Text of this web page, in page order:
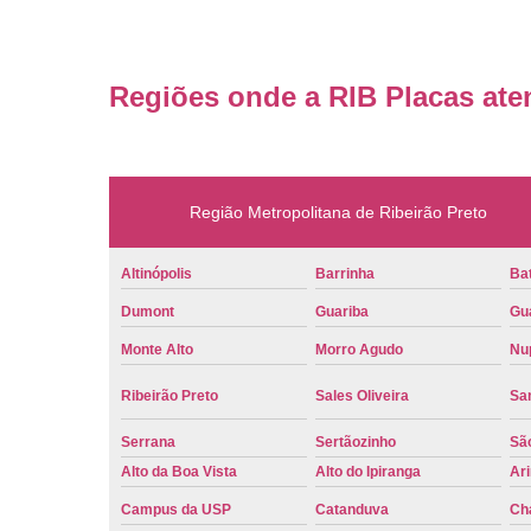
Regiões onde a RIB Placas
Região Metropolitana de Ribeirão Preto
Altinópolis Barrinha
Dumont Guariba
Monte Alto Morro Agudo
Ribeirão Preto Sales Oliveira
Serrana Sertãozinho
Alto da Boa Vista
Alto do Ipiranga
Campus da USP Catanduva